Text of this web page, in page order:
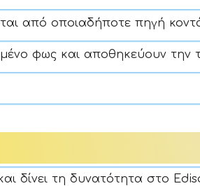
από οποιαδήποτε πηγή
φως και αποθηκεύουν την
δίνει τη δυνατότητα στο